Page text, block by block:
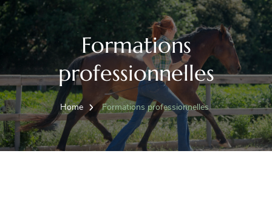
Formations
professionnelles
Home Formations professionnelles